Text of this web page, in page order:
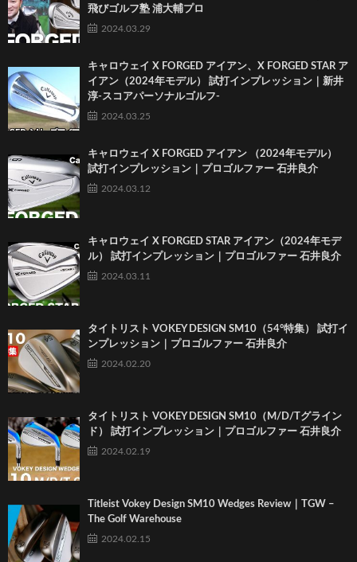
飛びゴルフ塾 浦大輔プロ
2024.03.29
キャロウェイ X FORGED アイアン、X FORGED STAR ア
イアン（2024年モデル） 試打インプレッション｜新井
淳-スコアパーソナルゴルフ-
2024.03.25
キャロウェイ X FORGED アイアン （2024年モデル）
試打インプレッション｜プロゴルファー 石井良介
2024.03.12
キャロウェイ X FORGED STAR アイアン（2024年モデ
ル） 試打インプレッション｜プロゴルファー 石井良介
2024.03.11
タイトリスト VOKEY DESIGN SM10（54°特集） 試打イ
ンプレッション｜プロゴルファー 石井良介
2024.02.20
タイトリスト VOKEY DESIGN SM10（M/D/Tグライン
ド） 試打インプレッション｜プロゴルファー 石井良介
2024.02.19
Titleist Vokey Design SM10 Wedges Review｜TGW –
The Golf Warehouse
2024.02.15